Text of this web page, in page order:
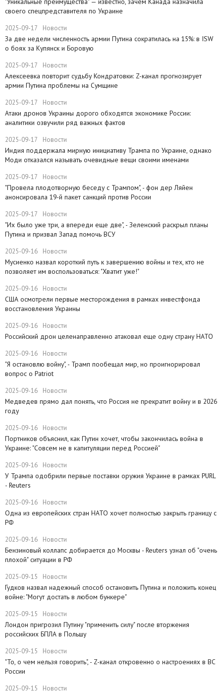
своего спецпредставителя по Украине
2025-09-17 Новости
​За две недели численность армии Путина сократилась на 15%: в ISW
о боях за Купянск и Боровую
2025-09-17 Новости
​Алексеевка повторит судьбу Кондратовки: Z-канал прогнозирует
армии Путина проблемы на Сумщине
2025-09-17 Новости
​Атаки дронов Украины дорого обходятся экономике России:
аналитики озвучили ряд важных фактов
2025-09-17 Новости
​Индия поддержала мирную инициативу Трампа по Украине, однако
Моди отказался называть очевидные вещи своими именами
2025-09-17 Новости
​"Провела плодотворную беседу с Трампом", - фон дер Ляйен
анонсировала 19-й пакет санкций против России
2025-09-17 Новости
​"Их было уже три, а впереди еще две", - Зеленский раскрыл планы
Путина и призвал Запад помочь ВСУ
2025-09-16 Новости
Мусиенко назвал короткий путь к завершению войны и тех, кто не
позволяет им воспользоваться: "Хватит уже!"
2025-09-16 Новости
США осмотрели первые месторождения в рамках инвестфонда
восстановления Украины
2025-09-16 Новости
Российский дрон целенаправленно атаковал еще одну страну НАТО
2025-09-16 Новости
​"Я остановлю войну", - Трамп пообещал мир, но проигнорировал
вопрос о Patriot
2025-09-16 Новости
Медведев прямо дал понять, что Россия не прекратит войну и в 2026
году
2025-09-16 Новости
Портников объяснил, как Путин хочет, чтобы закончилась война в
Украине: "Совсем не в капитуляции перед Россией"
2025-09-16 Новости
У Трампа одобрили первые поставки оружия Украине в рамках PURL
- Reuters
2025-09-16 Новости
Одна из европейских стран НАТО хочет полностью закрыть границу с
РФ
2025-09-16 Новости
​Бензиновый коллапс добирается до Москвы - Reuters узнал об "очень
плохой" ситуации в РФ
2025-09-15 Новости
Гудков назвал надежный способ остановить Путина и положить конец
войне: "Могут достать в любом бункере"
2025-09-15 Новости
Лондон пригрозил Путину "применить силу" после вторжения
российских БПЛА в Польшу
2025-09-15 Новости
"То, о чем нельзя говорить", - Z-канал откровенно о настроениях в ВС
России
2025-09-15 Новости